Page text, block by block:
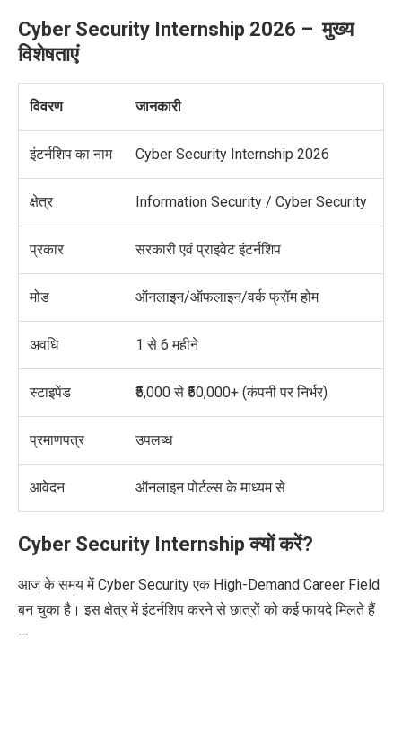
Cyber Security Internship 2026 – मुख्य
विशेषताएं
विवरण जानकारी
इंटर्नशिप का नाम Cyber Security Internship 2026
क्षेत्र Information Security / Cyber Security
प्रकार सरकारी एवं प्राइवेट इंटर्नशिप
मोड ऑनलाइन/ऑफलाइन/वर्क फ्रॉम होम
अवधि 1 से 6 महीने
स्टाइपेंड ₹5,000 से ₹50,000+ (कंपनी पर निर्भर)
प्रमाणपत्र उपलब्ध
आवेदन ऑनलाइन पोर्टल्स के माध्यम से
Cyber Security Internship क्यों करें?
आज के समय में Cyber Security एक High-Demand Career Field
बन चुका है। इस क्षेत्र में इंटर्नशिप करने से छात्रों को कई फायदे मिलते हैं
—